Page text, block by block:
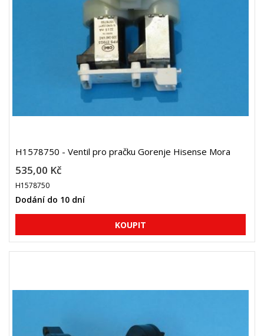
H1578750 - Ventil pro pračku Gorenje Hisense Mora
535,00 Kč
H1578750
Dodání do 10 dní